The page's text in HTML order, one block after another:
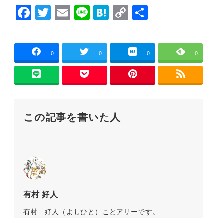
) ィ
ン
ド
き
す
)
F
a
c
e
b
o
k
T
wi
tt
er
E
m
ai
l
Li
n
e
H
at
e
n
C
o
p
y
Li
n
共
0 0 0 0
この記事を書いた人
有村 好人
有村 好人（よしひと）ことアリーです。